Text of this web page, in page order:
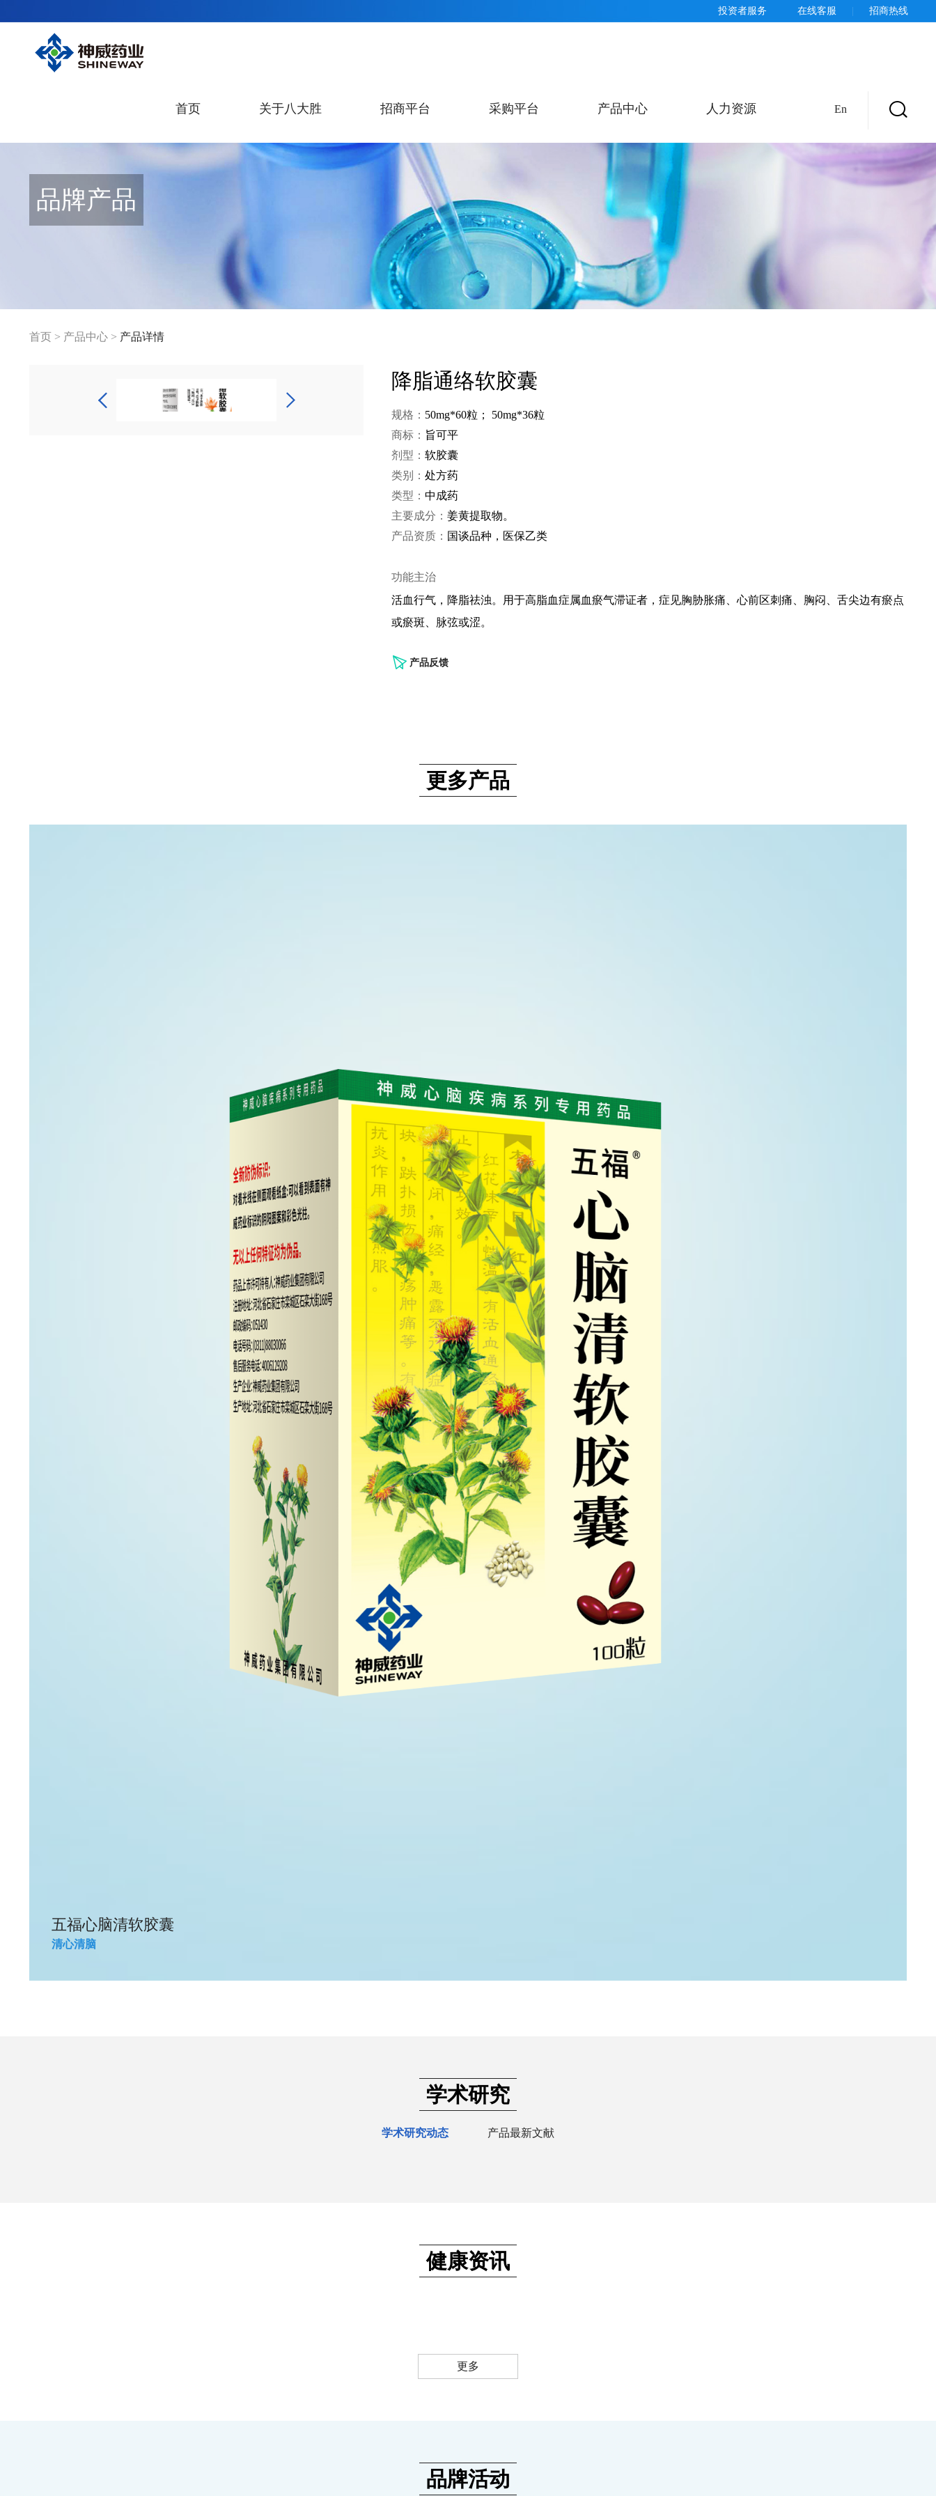
投资者服务 在线客服 招商热线
首页 关于八大胜 招商平台 采购平台 产品中心 人力资源 En
品牌产品
首页 > 产品中心 > 产品详情
降脂通络软胶囊
规格： 50mg*60粒； 50mg*36粒
商标： 旨可平
剂型： 软胶囊
类别： 处方药
类型： 中成药
主要成分： 姜黄提取物。
产品资质： 国谈品种，医保乙类
功能主治
活血行气，降脂祛浊。用于高脂血症属血瘀气滞证者，症见胸胁胀痛、心前区刺痛、胸闷、舌尖边有瘀点
或瘀斑、脉弦或涩。
产品反馈
更多产品
五福心脑清软胶囊
清心清脑
学术研究
学术研究动态 产品最新文献
健康资讯
更多
品牌活动